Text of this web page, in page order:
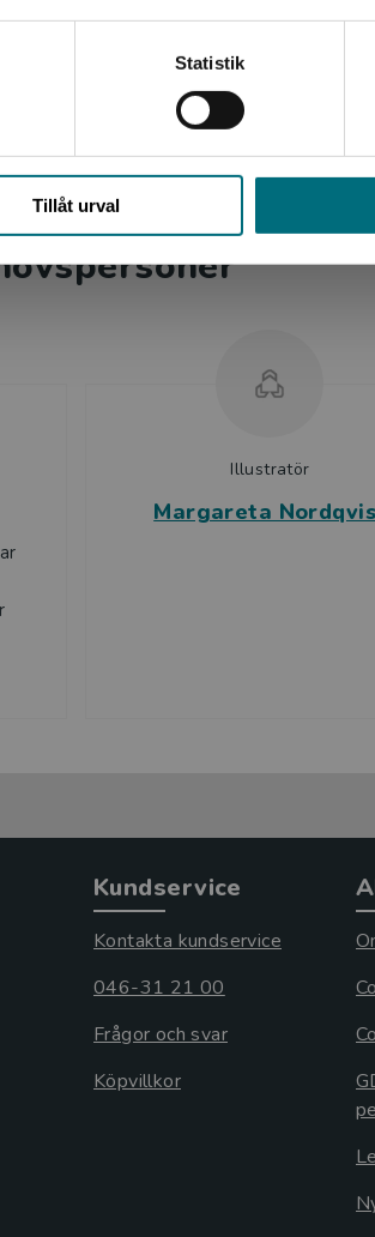
Statistik
Tillåt urval
Illustratör
Margareta
Kundservice
Kontakta kundservice
046-31 21 00
Frågor och svar
Köpvillkor